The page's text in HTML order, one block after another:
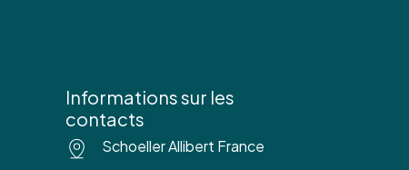
Informations sur les
contacts
Schoeller Allibert France